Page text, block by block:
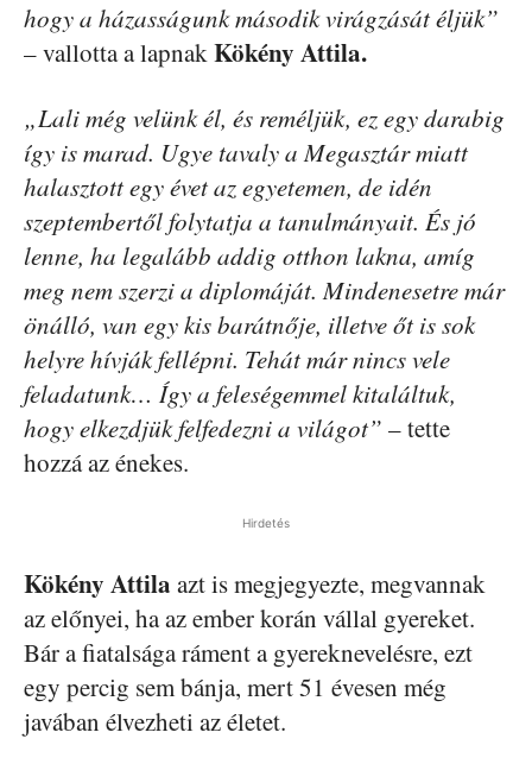
hogy a házasságunk második virágzását éljük”
– vallotta a lapnakKökény Attila.
„Lali még velünk él, és reméljük, ez egy darabig
így is marad. Ugye tavaly a Megasztár miatt
halasztott egy évet az egyetemen, de idén
szeptembertől folytatja a tanulmányait. És jó
lenne, ha legalább addig otthon lakna, amíg
meg nem szerzi a diplomáját. Mindenesetre már
önálló, van egy kis barátnője, illetve őt is sok
helyre hívják fellépni. Tehát már nincs vele
feladatunk… Így a feleségemmel kitaláltuk,
hogy elkezdjük felfedezni a világot” – tette
hozzá az énekes.
Hirdetés
Kökény Attila azt is megjegyezte, megvannak
az előnyei, ha az ember korán vállal gyereket.
Bár a fiatalsága ráment a gyereknevelésre, ezt
egy percig sem bánja, mert 51 évesen még
javában élvezheti az életet.